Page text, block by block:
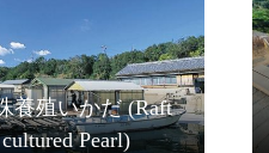
養殖いかだ (Raft
Pearl)